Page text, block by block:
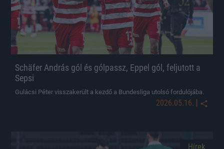
Schäfer András gól és gólpassz, Eppel gól, feljutott a
Sepsi
Gulácsi Péter visszakerült a kezdő a Bundesliga utolsó fordulójába.
2026.05.16.
Hírek